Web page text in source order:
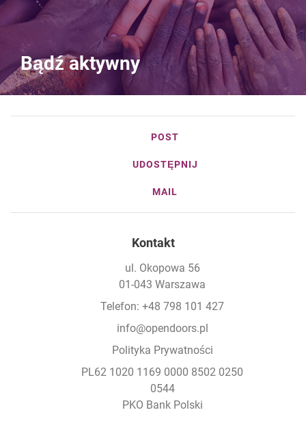
Bądź aktywny
POST
UDOSTĘPNIJ
MAIL
Kontakt
ul. Okopowa 56
01-043 Warszawa
Telefon: +48 798 101 427
info@opendoors.pl
Polityka Prywatności
PL62 1020 1169 0000 8502 0250
0544
PKO Bank Polski